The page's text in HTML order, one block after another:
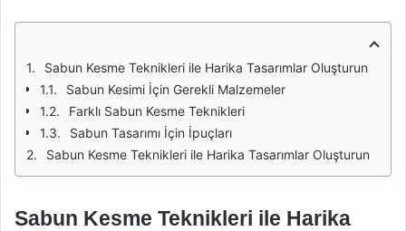
Sabun Kesme Teknikleri ile Harika Tasarımlar Oluşturun
Sabun Kesimi İçin Gerekli Malzemeler
Farklı Sabun Kesme Teknikleri
Sabun Tasarımı İçin İpuçları
Sabun Kesme Teknikleri ile Harika Tasarımlar Oluşturun
Sabun Kesme Teknikleri ile Harika